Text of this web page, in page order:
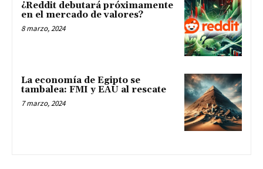
¿Reddit debutará próximamente
en el mercado de valores?
8 marzo, 2024
La economía de Egipto se
tambalea: FMI y EAU al rescate
7 marzo, 2024